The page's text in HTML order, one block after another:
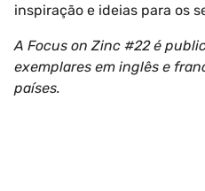
inspiração e ideias para os
A Focus on Zinc #22 é
exemplares em inglês e
países.